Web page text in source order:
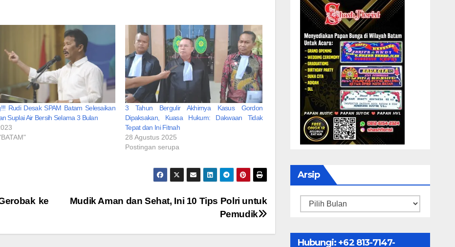
Rudi Desak SPAM Batam Selesaikan
Suplai Air Bersih Selama 3 Bulan
3 Tahun Bergulir Akhirnya Kasus Gordon
Dipaksakan, Kuasa Hukum: Dakwaan Tidak
Tepat dan Ini Fitnah
28 Agustus 2025
Postingan serupa
Mudik Aman dan Sehat, Ini 10 Tips Polri untuk
Pemudik
ke
Arsip
Arsip
Hubungi: ‪+62 813-7147-